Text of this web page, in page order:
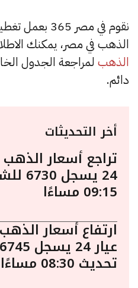
نقوم في مصر
الذهب في مصر، يمكنك
الذهب لمراجعة الجدول
دائم.
أخر التحديثات
تراجع أسعار
24
09:15 مساءًا
ارتفاع أسعار
تحديث 08:30 مساءًا